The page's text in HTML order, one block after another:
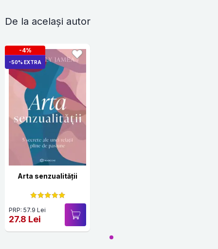
De la același autor
-4%
-50% EXTRA
Arta senzualității
PRP: 57.9 Lei
27.8 Lei